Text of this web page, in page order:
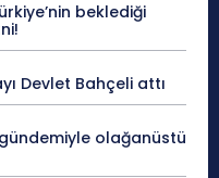
beklediği
Devlet Bahçeli attı
gündemiyle olağanüstü